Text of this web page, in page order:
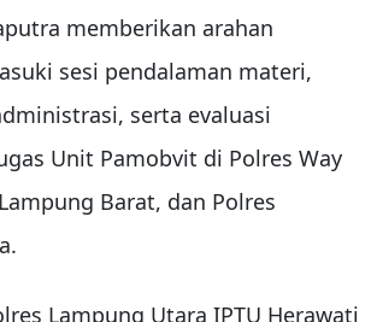
memberikan arahan
sesi pendalaman materi,
serta evaluasi
Unit Pamobvit di Polres Way
Barat, dan Polres
Lampung Utara IPTU Herawati